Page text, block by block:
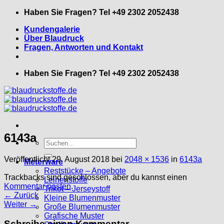
Zum
springen
Haben Sie Fragen? Tel +49 2302 2052438
Kundengalerie
Über Blaudruck
Fragen, Antworten und Kontakt
Haben Sie Fragen? Tel +49 2302 2052438
Suche
nach:
Meterware
Reststücke – Angebote
Leinenstoffe
Trikot – Jerseystoff
Kleine Blumenmuster
Große Blumenmuster
Grafische Muster
6143a
Veröffentlicht29. August 2018 bei 2048 × 1536 in 6143a
Trackbacks sind geschlossen, aber du kannst einen
Kommentar posten.
← Zurück
Weiter →